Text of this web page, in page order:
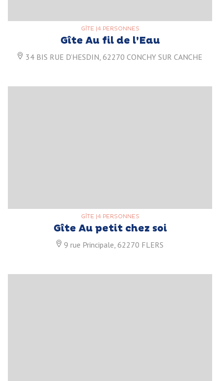
GÎTE 4 PERSONNES
Gîte Au fil de l’Eau
34 BIS RUE D’HESDIN, 62270 CONCHY SUR CANCHE
GÎTE |4 PERSONNES
Gîte Au petit chez soi
9 rue Principale, 62270 FLERS